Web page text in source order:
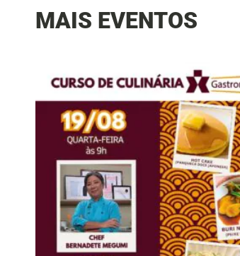
MAIS EVENTOS